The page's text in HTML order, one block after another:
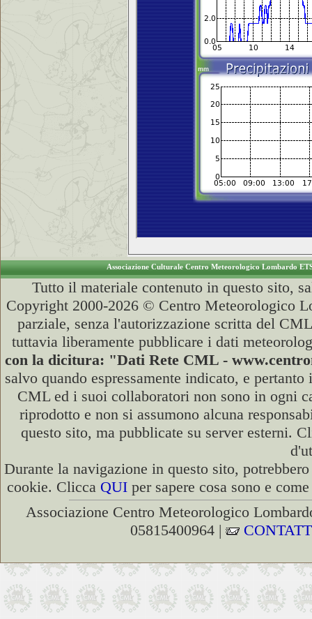
Associazione Culturale Centro Meteorologico Lombardo
Tutto il materiale contenuto in questo sito,
Copyright 2000-2026 © Centro Meteorologico
parziale, senza l'autorizzazione scritta del
tuttavia liberamente pubblicare i dati
con la dicitura: "Dati Rete CML -
salvo quando espressamente indicato, e
CML ed i suoi collaboratori non sono in ogni
riprodotto e non si assumono alcuna
questo sito, ma pubblicate su server esterni.
Durante la navigazione in questo sito,
cookie. Clicca QUI per sapere cosa sono e
Associazione Centro Meteorologico
05815400964 |